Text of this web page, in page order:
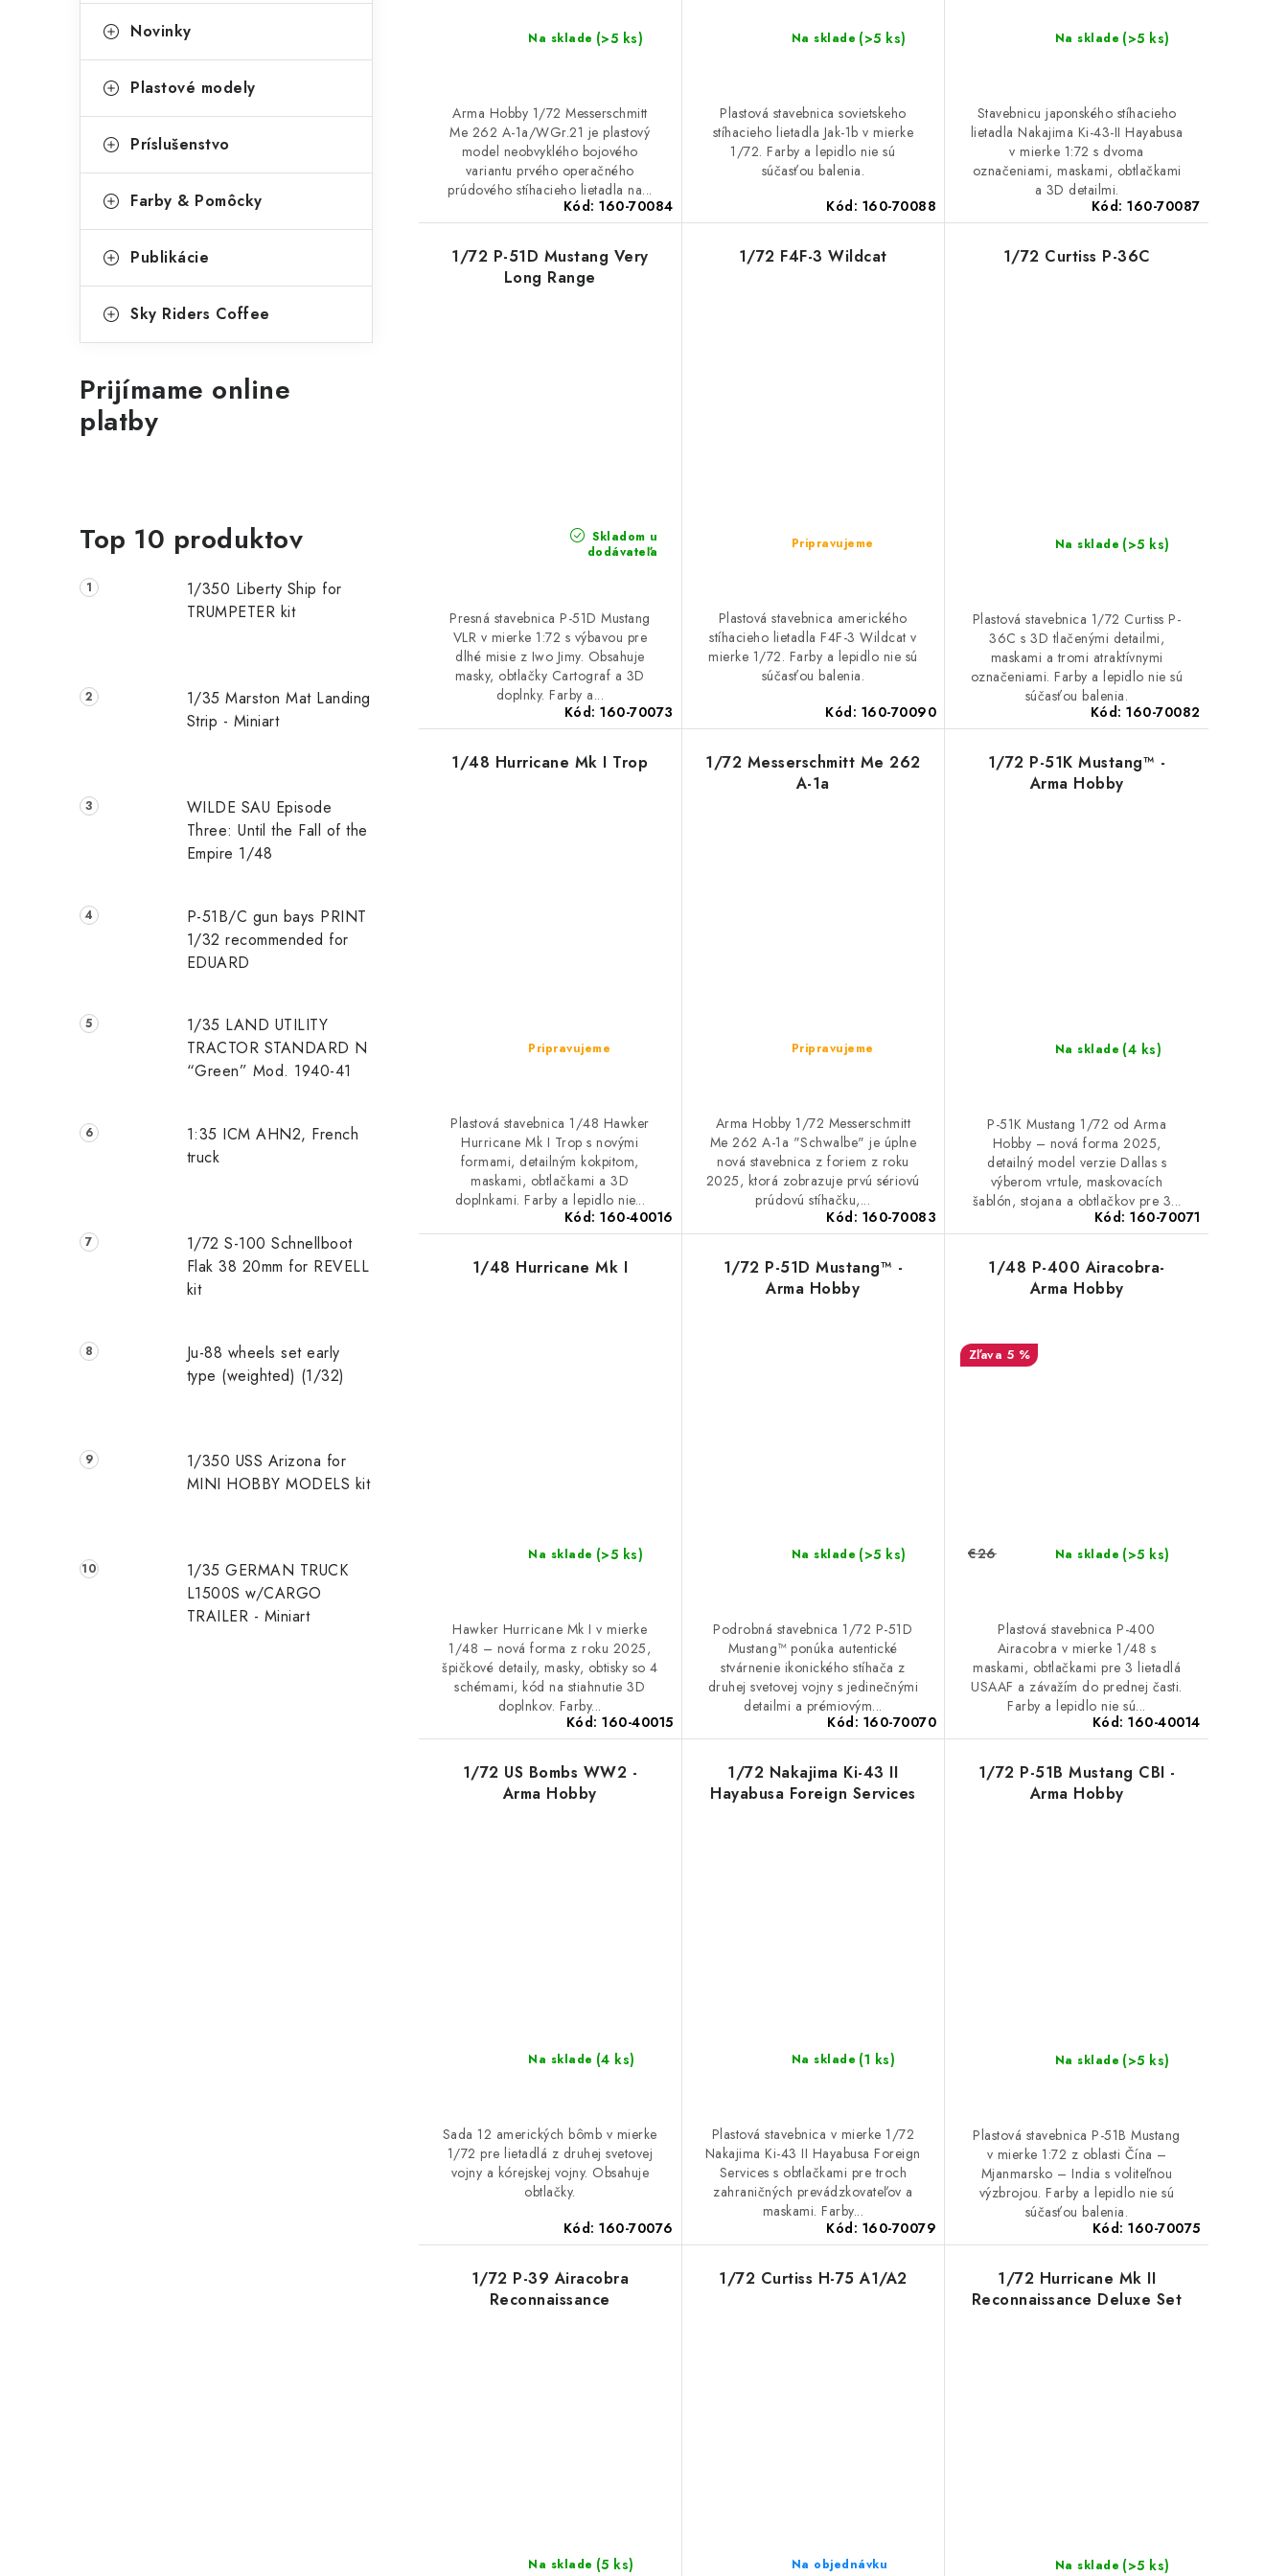
ó
i
Novinky
Plastové modely
Príslušenstvo
Farby & Pomôcky
Publikácie
Sky Riders Coffee
Prijímame online
platby
Top 10 produktov
1/350 Liberty Ship for
TRUMPETER kit
1/35 Marston Mat Landing
Strip - Miniart
WILDE SAU Episode
Three: Until the Fall of the
Empire 1/48
P-51B/C gun bays PRINT
1/32 recommended for
EDUARD
1/35 LAND UTILITY
TRACTOR STANDARD N
“Green” Mod. 1940-41
1:35 ICM AHN2, French
truck
1/72 S-100 Schnellboot
Flak 38 20mm for REVELL
kit
Ju-88 wheels set early
type (weighted) (1/32)
1/350 USS Arizona for
MINI HOBBY MODELS kit
1/35 GERMAN TRUCK
L1500S w/CARGO
TRAILER - Miniart
d
k
t
o
v
Na sklade (>5 ks)
Arma Hobby 1/72 Messerschmitt
Me 262 A-1a/WGr.21 je plastový
model neobvyklého bojového
variantu prvého operačného
prúdového stíhacieho lietadla na...
Kód:160-70084
Na sklade (>5 ks)
Plastová stavebnica sovietskeho
stíhacieho lietadla Jak-1b v mierke
1/72. Farby a lepidlo nie sú
súčasťou balenia.
Kód: 160-70088
Na sklade (>5 ks)
Stavebnicu japonského stíhacieho
lietadla Nakajima Ki-43-II Hayabusa
v mierke 1:72 s dvoma
označeniami, maskami, obtlačkami
a 3D detailmi.
Kód:160-70087
1/72 P-51D Mustang Very
Long Range
Skladom u
dodávateľa
Presná stavebnica P-51D Mustang
VLR v mierke 1:72 s výbavou pre
dlhé misie z Iwo Jimy. Obsahuje
masky, obtlačky Cartograf a 3D
doplnky. Farby a...
Kód:160-70073
1/72 F4F-3 Wildcat
Pripravujeme
Plastová stavebnica amerického
stíhacieho lietadla F4F-3 Wildcat v
mierke 1/72. Farby a lepidlo nie sú
súčasťou balenia.
Kód: 160-70090
1/72 Curtiss P-36C
Na sklade (>5 ks)
Plastová stavebnica 1/72 Curtiss P-
36C s 3D tlačenými detailmi,
maskami a tromi atraktívnymi
označeniami. Farby a lepidlo nie sú
súčasťou balenia.
Kód:160-70082
1/48 Hurricane Mk I Trop
Pripravujeme
Plastová stavebnica 1/48 Hawker
Hurricane Mk I Trop s novými
formami, detailným kokpitom,
maskami, obtlačkami a 3D
doplnkami. Farby a lepidlo nie...
Kód:160-40016
1/72 Messerschmitt Me 262
A-1a
Pripravujeme
Arma Hobby 1/72 Messerschmitt
Me 262 A-1a "Schwalbe" je úplne
nová stavebnica z foriem z roku
2025, ktorá zobrazuje prvú sériovú
prúdovú stíhačku,...
Kód: 160-70083
1/72 P-51K Mustang™ -
Arma Hobby
Na sklade (4 ks)
P-51K Mustang 1/72 od Arma
Hobby – nová forma 2025,
detailný model verzie Dallas s
výberom vrtule, maskovacích
šablón, stojana a obtlačkov pre 3...
Kód:160-70071
1/48 Hurricane Mk I
Na sklade (>5 ks)
Hawker Hurricane Mk I v mierke
1/48 – nová forma z roku 2025,
špičkové detaily, masky, obtisky so 4
schémami, kód na stiahnutie 3D
doplnkov. Farby...
Kód:160-40015
1/72 P-51D Mustang™ -
Arma Hobby
Na sklade (>5 ks)
Podrobná stavebnica 1/72 P-51D
Mustang™ ponúka autentické
stvárnenie ikonického stíhača z
druhej svetovej vojny s jedinečnými
detailmi a prémiovým...
Kód: 160-70070
1/48 P-400 Airacobra-
Arma Hobby
5 %
Na sklade (>5 ks)
€26
Plastová stavebnica P-400
Airacobra v mierke 1/48 s
maskami, obtlačkami pre 3 lietadlá
USAAF a závažím do prednej časti.
Farby a lepidlo nie sú...
Kód:160-40014
1/72 US Bombs WW2 -
Arma Hobby
Na sklade (4 ks)
Sada 12 amerických bômb v mierke
1/72 pre lietadlá z druhej svetovej
vojny a kórejskej vojny. Obsahuje
obtlačky.
Kód:160-70076
1/72 Nakajima Ki-43 II
Hayabusa Foreign Services
Na sklade (1 ks)
Plastová stavebnica v mierke 1/72
Nakajima Ki-43 II Hayabusa Foreign
Services s obtlačkami pre troch
zahraničných prevádzkovateľov a
maskami. Farby...
Kód: 160-70079
1/72 P-51B Mustang CBI -
Arma Hobby
Na sklade (>5 ks)
Plastová stavebnica P-51B Mustang
v mierke 1:72 z oblasti Čína –
Mjanmarsko – India s voliteľnou
výzbrojou. Farby a lepidlo nie sú
súčasťou balenia.
Kód:160-70075
1/72 P-39 Airacobra
Reconnaissance
Na sklade (5 ks)
1/72 Curtiss H-75 A1/A2
Na objednávku
1/72 Hurricane Mk II
Reconnaissance Deluxe Set
Na sklade (>5 ks)